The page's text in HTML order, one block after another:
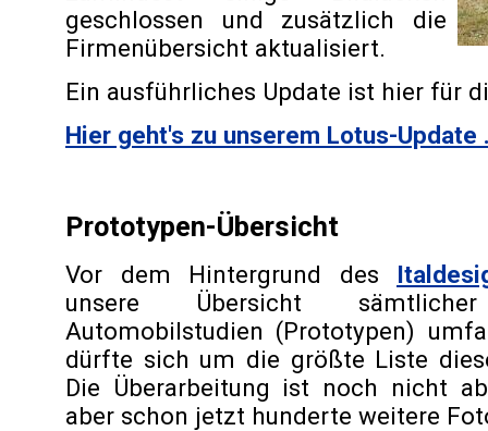
geschlossen und zusätzlich die
Firmenübersicht aktualisiert.
Ein ausführliches Update ist hier für
Hier geht's zu unserem Lotus-Update
Prototypen-Übersicht
Vor dem Hintergrund des
unsere Übersicht
Automobilstudien (Prototypen)
dürfte sich um die größte Liste
Die Überarbeitung ist noch nicht
aber schon jetzt hunderte weitere